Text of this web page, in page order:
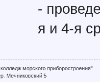
-
я и 4-я
морского приборостроения"
Мечниковский 5